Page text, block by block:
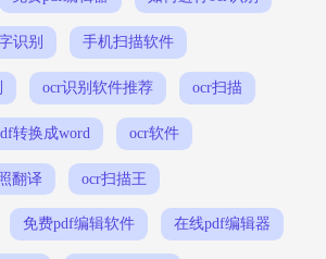
识别 手机扫描软件
ocr识别软件推荐 ocr扫描
转换成word ocr软件
翻译 ocr扫描王
免费pdf编辑软件 在线pdf编辑器